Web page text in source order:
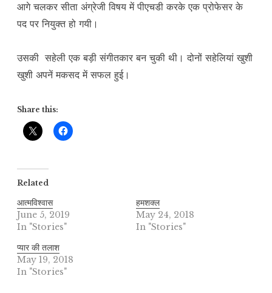
आगे चलकर सीता अंग्रेजी विषय में पीएचडी करके एक प्रोफेसर के
पद पर नियुक्त हो गयी।
उसकी सहेली एक बड़ी संगीतकार बन चुकी थी। दोनों सहेलियां खुशी
खुशी अपनें मकसद में सफल हुई।
Share this:
Related
आत्मविश्वास
June 5, 2019
In "Stories"
हमशक्ल
May 24, 2018
In "Stories"
प्यार की तलाश
May 19, 2018
In "Stories"